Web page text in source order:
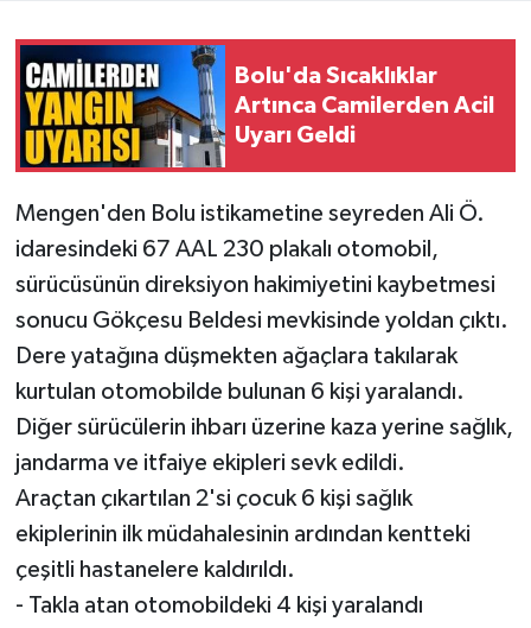
Bolu'da Sıcaklıklar
Artınca Camilerden Acil
Uyarı Geldi
Mengen'den Bolu istikametine seyreden Ali Ö.
idaresindeki 67 AAL 230 plakalı otomobil,
sürücüsünün direksiyon hakimiyetini kaybetmesi
sonucu Gökçesu Beldesi mevkisinde yoldan çıktı.
Dere yatağına düşmekten ağaçlara takılarak
kurtulan otomobilde bulunan 6 kişi yaralandı.
Diğer sürücülerin ihbarı üzerine kaza yerine sağlık,
jandarma ve itfaiye ekipleri sevk edildi.
Araçtan çıkartılan 2'si çocuk 6 kişi sağlık
ekiplerinin ilk müdahalesinin ardından kentteki
çeşitli hastanelere kaldırıldı.
- Takla atan otomobildeki 4 kişi yaralandı